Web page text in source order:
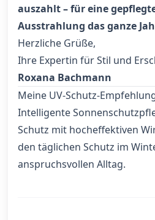
auszahlt – für eine
Ausstrahlung das ganze
Herzliche Grüße,
Ihre Expertin für Stil und
Roxana Bachmann
Meine UV-Schutz-
Intelligente
Schutz mit hocheffektiven
den täglichen Schutz im
anspruchsvollen Alltag.